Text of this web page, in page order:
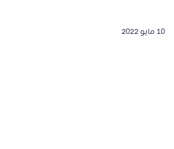
10 مايو 2022